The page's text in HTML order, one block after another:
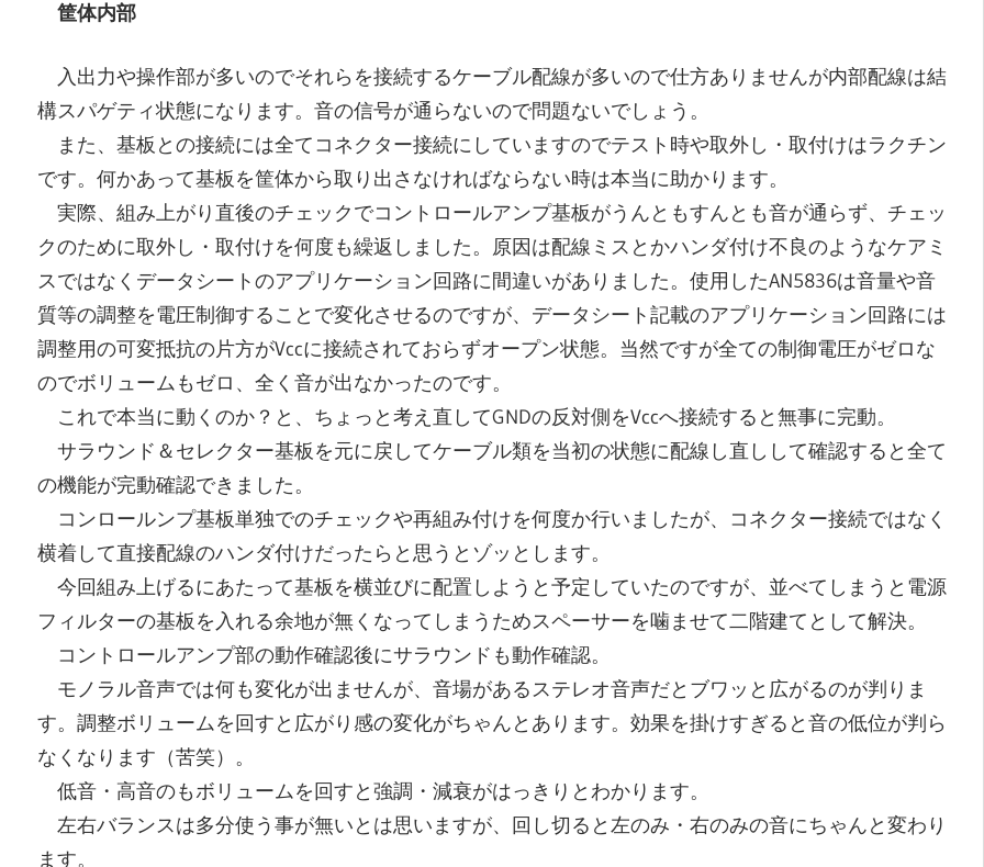
筐体内部
入出力や操作部が多いのでそれらを接続するケーブル配線が多いので仕方ありませんが内部配線は結
構スパゲティ状態になります。音の信号が通らないので問題ないでしょう。
また、基板との接続には全てコネクター接続にしていますのでテスト時や取外し・取付けはラクチン
です。何かあって基板を筐体から取り出さなければならない時は本当に助かります。
実際、組み上がり直後のチェックでコントロールアンプ基板がうんともすんとも音が通らず、チェッ
クのために取外し・取付けを何度も繰返しました。原因は配線ミスとかハンダ付け不良のようなケアミ
スではなくデータシートのアプリケーション回路に間違いがありました。使用したAN5836は音量や音
質等の調整を電圧制御することで変化させるのですが、データシート記載のアプリケーション回路には
調整用の可変抵抗の片方がVccに接続されておらずオープン状態。当然ですが全ての制御電圧がゼロな
のでボリュームもゼロ、全く音が出なかったのです。
これで本当に動くのか？と、ちょっと考え直してGNDの反対側をVccへ接続すると無事に完動。
サラウンド＆セレクター基板を元に戻してケーブル類を当初の状態に配線し直しして確認すると全て
の機能が完動確認できました。
コンロールンプ基板単独でのチェックや再組み付けを何度か行いましたが、コネクター接続ではなく
横着して直接配線のハンダ付けだったらと思うとゾッとします。
今回組み上げるにあたって基板を横並びに配置しようと予定していたのですが、並べてしまうと電源
フィルターの基板を入れる余地が無くなってしまうためスペーサーを噛ませて二階建てとして解決。
コントロールアンプ部の動作確認後にサラウンドも動作確認。
モノラル音声では何も変化が出ませんが、音場があるステレオ音声だとブワッと広がるのが判りま
す。調整ボリュームを回すと広がり感の変化がちゃんとあります。効果を掛けすぎると音の低位が判ら
なくなります（苦笑）。
低音・高音のもボリュームを回すと強調・減衰がはっきりとわかります。
左右バランスは多分使う事が無いとは思いますが、回し切ると左のみ・右のみの音にちゃんと変わり
ます。